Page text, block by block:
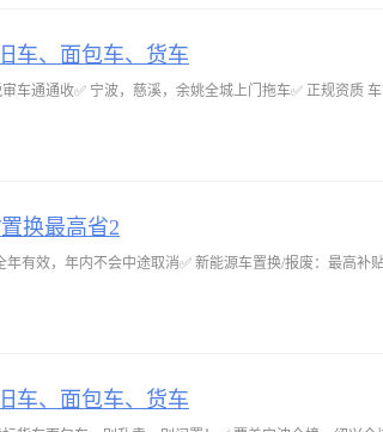
车、面包车、货车
通通收✅ 宁波，慈溪，余姚全城上门拖车✅ 正规资质
换最高省2
有效，年内不会中途取消✅ 新能源车置换/报废：最高补
车、面包车、货车